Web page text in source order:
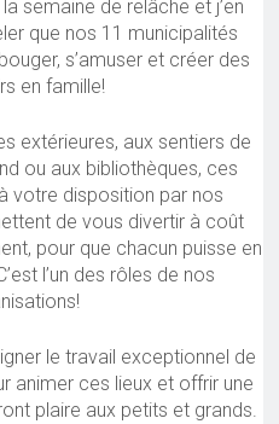
semaine de relâche et j’en
que nos 11 municipalités
s’amuser et créer des
en famille!
extérieures, aux sentiers de
ou aux bibliothèques, ces
votre disposition par nos
de vous divertir à coût
pour que chacun puisse en
l’un des rôles de nos
le travail exceptionnel de
animer ces lieux et offrir une
plaire aux petits et grands.